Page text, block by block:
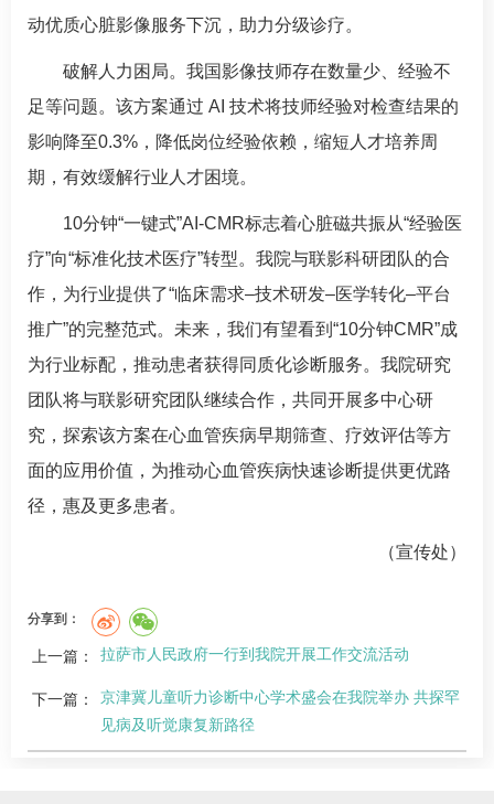
动优质心脏影像服务下沉，助力分级诊疗。
破解人力困局。我国影像技师存在数量少、经验不
足等问题。该方案通过 AI 技术将技师经验对检查结果的
影响降至0.3%，降低岗位经验依赖，缩短人才培养周
期，有效缓解行业人才困境。
10分钟“一键式”AI-CMR标志着心脏磁共振从“经验医
疗”向“标准化技术医疗”转型。我院与联影科研团队的合
作，为行业提供了“临床需求–技术研发–医学转化–平台
推广”的完整范式。未来，我们有望看到“10分钟CMR”成
为行业标配，推动患者获得同质化诊断服务。我院研究
团队将与联影研究团队继续合作，共同开展多中心研
究，探索该方案在心血管疾病早期筛查、疗效评估等方
面的应用价值，为推动心血管疾病快速诊断提供更优路
径，惠及更多患者。
（宣传处）
分享到：
上一篇： 拉萨市人民政府一行到我院开展工作交流活动
下一篇：
京津冀儿童听力诊断中心学术盛会在我院举办 共探罕
见病及听觉康复新路径